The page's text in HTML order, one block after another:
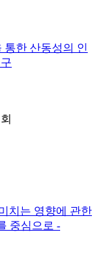
통한 산동성의 인
치는 영향에 관한
중심으로 -